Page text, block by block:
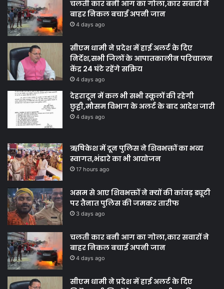
चलती कार बनी आग का गोला,कार सवारों ने
बाहर निकल बचाई अपनी जान
4 days ago
सीएम धामी ने प्रदेश में हाई अलर्ट के दिए
निर्देश,सभी जिलों के आपातकालीन परिचालन
केंद्र 24 घंटे रहेंगे सक्रिय
4 days ago
देहरादून में कल भी सभी स्कूलों की रहेगी
छुट्टी,मौसम विभाग के अलर्ट के बाद आदेश जारी
4 days ago
ऋषिकेश में दून पुलिस ने शिवभक्तों का भव्य
स्वागत,भंडारे का भी आयोजन
17 hours ago
असम से आए शिवभक्तों ने क्यों की कांवड़ ड्यूटी
पर तैनात पुलिस की जमकर तारीफ
3 days ago
चलती कार बनी आग का गोला,कार सवारों ने
बाहर निकल बचाई अपनी जान
4 days ago
सीएम धामी ने प्रदेश में हाई अलर्ट के दिए